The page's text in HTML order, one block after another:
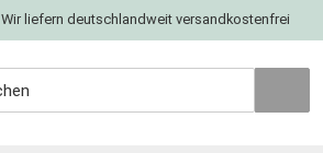
Wir liefern deutschlandweit versandkostenfrei